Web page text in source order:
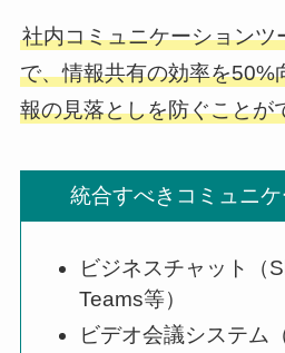
社内コミュニケーションツ
で、情報共有の効率を50%
報の見落としを防ぐことが
統合すべきコミュニ
ビジネスチャット（
Teams等）
ビデオ会議システム